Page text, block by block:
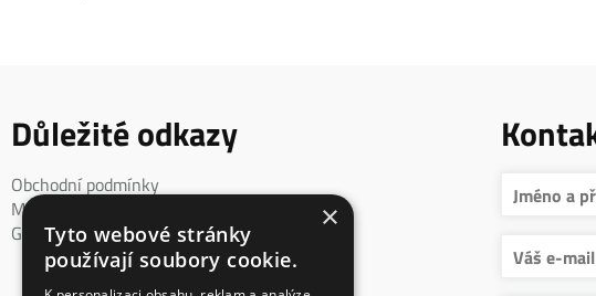
Důležité odkazy
Obchodní podmínky
Mimosoudní řešení spotřebitelského sporu
GDPR
×
Tyto webové stránky
používají soubory cookie.